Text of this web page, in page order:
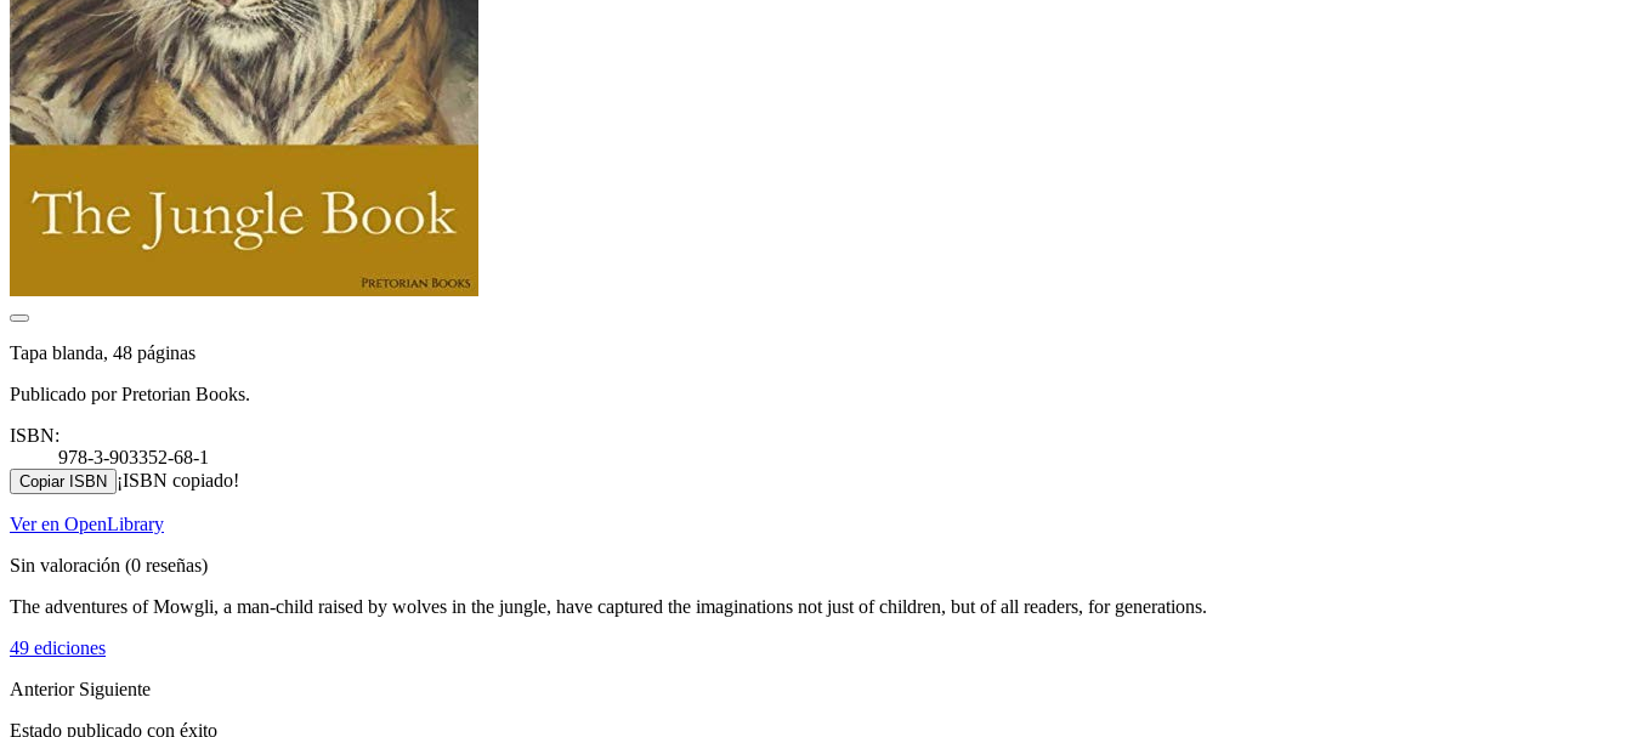
Tapa blanda, 48 páginas
Publicado por Pretorian Books.
ISBN:
978-3-903352-68-1
Copiar ISBN ¡ISBN copiado!
Ver en OpenLibrary
Sin valoración (0 reseñas)
The adventures of Mowgli, a man-child raised by wolves in the jungle, have captured the imaginations not just of children, but of all readers, for generations.
49 ediciones
Anterior Siguiente
Estado publicado con éxito